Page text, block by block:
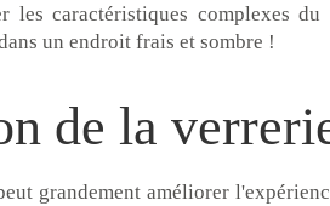
les caractéristiques complexes
un endroit frais et sombre !
de la
grandement améliorer